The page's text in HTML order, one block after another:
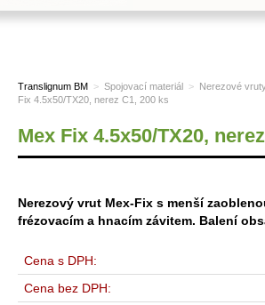
Translignum BM > Spojovací materiál > Nerezové
Fix 4.5x50/TX20, nerez C1, 200 ks
Mex Fix 4.5x50/TX20,
Nerezový vrut Mex-Fix s menší
frézovacím a hnacím závitem. Balení
Cena s DPH:
Cena bez DPH: